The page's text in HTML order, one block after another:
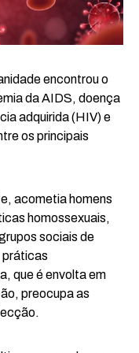
encontrou o
da AIDS, doença
adquirida (HIV) e
os principais
acometia homens
homossexuais,
sociais de
práticas
que é envolta em
preocupa as